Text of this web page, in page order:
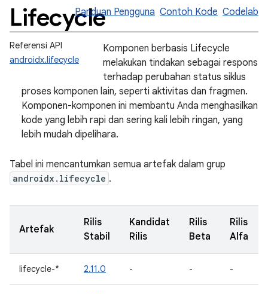
LifecyclePanduan Pengguna Contoh Kode Codelab
Referensi API
androidx.lifecycle
Komponen berbasis Lifecycle
melakukan tindakan sebagai respons
terhadap perubahan status siklus
proses komponen lain, seperti aktivitas dan fragmen.
Komponen-komponen ini membantu Anda menghasilkan
kode yang lebih rapi dan sering kali lebih ringan, yang
lebih mudah dipelihara.
Tabel ini mencantumkan semua artefak dalam grup
androidx.lifecycle .
Artefak
Rilis
Stabil
Kandidat
Rilis
Rilis
Beta
Rilis
Alfa
lifecycle-* 2.11.0 - - -